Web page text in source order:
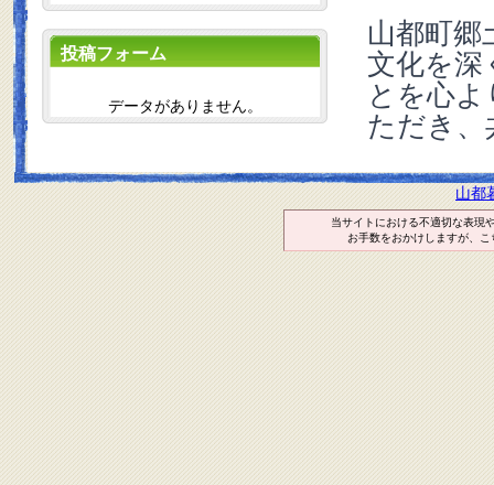
山都町
文化を深
とを心
ただき
投稿フォーム
データがありません。
山都
当サイトにおける不適切な表現
お手数をおかけしますが、こ